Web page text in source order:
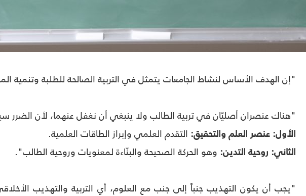
"إن الهدف الأساس لنشاط الجامعات يتمثل في التربية الصالحة للطلبة وتنمية
"هناك عنصران أصليّان في تربية الطالب ولا ينبغي أن نغفل عنهما، لأن الضرر
الأول: عنصر العلم والتحقيق: التقدم العلمي وإبراز الطاقات العلمية.
الثاني: روحية التدين: وهو الحركة الصحيحة والبنّاءة لمعنويات وروحية الطالب".
"يجب أن يكون التهذيب جنباً إلى جنب مع العلوم، أي التربية والتهذيب